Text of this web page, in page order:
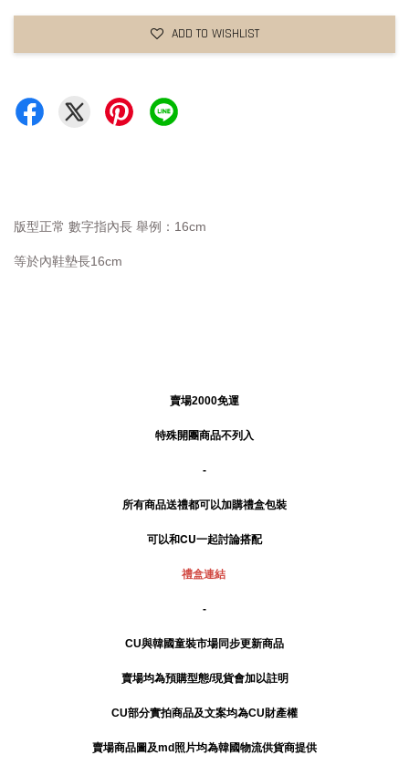
ADD TO WISHLIST
版型正常 數字指內長 舉例：16cm
等於內鞋墊長16cm
賣場2000免運
特殊開團商品不列入
-
所有商品送禮都可以加購禮盒包裝
可以和CU一起討論搭配
禮盒連結
-
CU與韓國童裝市場同步更新商品
賣場均為預購型態/現貨會加以註明
CU部分實拍商品及文案均為CU財產權
賣場商品圖及md照片均為韓國物流供貨商提供